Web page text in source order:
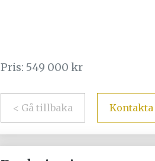
Pris: 549 000 kr
< Gå tillbaka Kontakta